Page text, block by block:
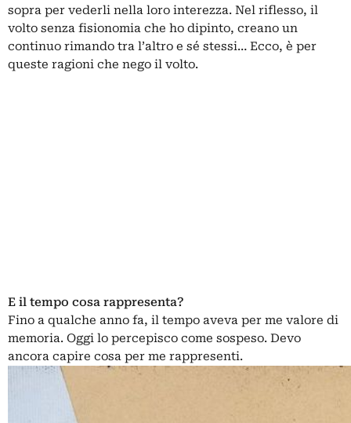
sopra per vederli nella loro interezza. Nel riflesso, il
volto senza fisionomia che ho dipinto, creano un
continuo rimando tra l’altro e sé stessi… Ecco, è per
queste ragioni che nego il volto.
E il tempo cosa rappresenta?
Fino a qualche anno fa, il tempo aveva per me valore di
memoria. Oggi lo percepisco come sospeso. Devo
ancora capire cosa per me rappresenti.